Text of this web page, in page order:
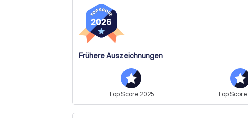
Momente. Kontaktieren Sie uns noch heute und
freuen uns darauf, Ihr Event zu einem
Frühere Auszeichnungen
TopScore 2025 TopScore